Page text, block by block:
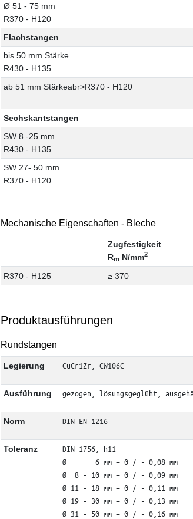
Ø 51 - 75 mm
R370 - H120
Flachstangen
bis 50 mm Stärke
R430 - H135
ab 51 mm Stärkeabr>R370 - H120
Sechskantstangen
SW 8 -25 mm
R430 - H135
SW 27- 50 mm
R370 - H120
Mechanische Eigenschaften - Bleche
Zugfestigkeit
Rm N/mm2
R370 - H125
≥ 370
Produktausführungen
Rundstangen
Legierung CuCr1Zr, CW106C
Ausführung gezogen, lösungsgeglüht,
Norm DIN EN 1216
Toleranz
DIN 1756, h11
Ø       6 mm + 0 / - 0,08 mm
Ø  8 - 10 mm + 0 / - 0,09 mm
Ø 11 - 18 mm + 0 / - 0,11 mm
Ø 19 - 30 mm + 0 / - 0,13 mm
Ø 31 - 50 mm + 0 / - 0,16 mm